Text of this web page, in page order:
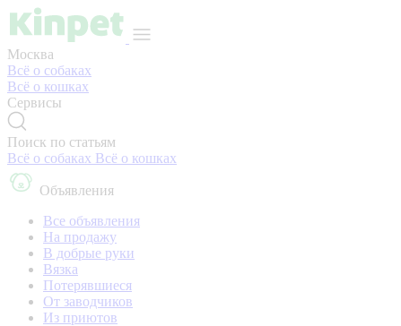
Москва
Всё о собаках
Всё о кошках
Сервисы
Поиск по статьям
Всё о собаках Всё о кошках
Объявления
Все объявления
На продажу
В добрые руки
Вязка
Потерявшиеся
От заводчиков
Из приютов